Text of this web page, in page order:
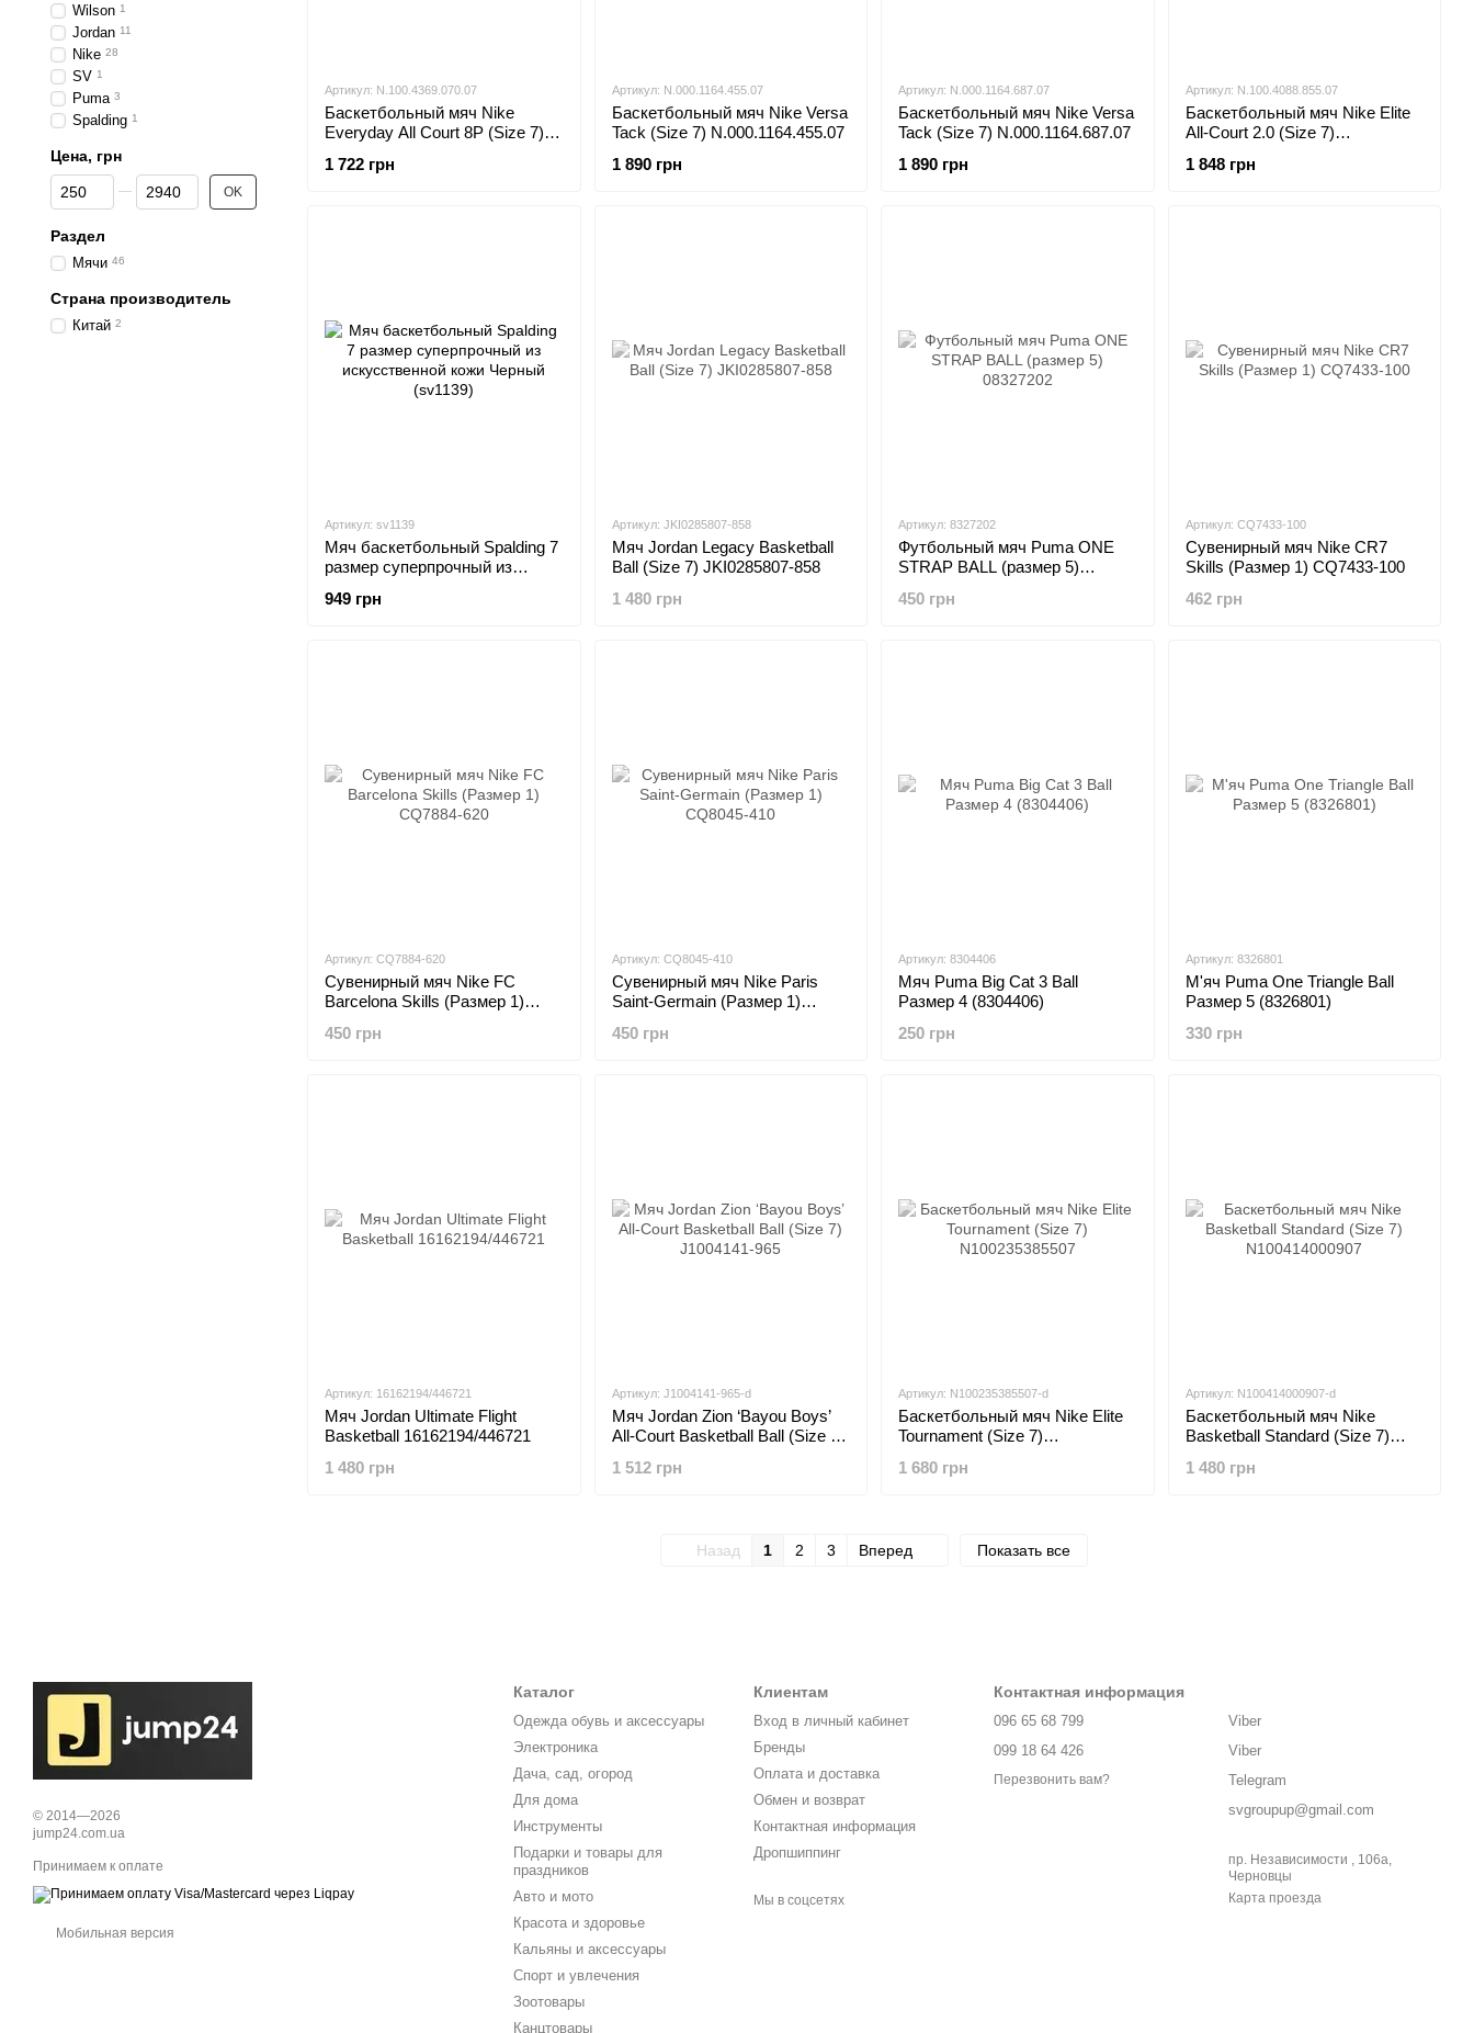
Артикул: N.100.4369.070.07
Баскетбольный мяч Nike
Everyday All Court 8P (Size 7)
1 722 грн
Артикул: N.000.1164.455.07
Баскетбольный мяч Nike Versa
Tack (Size 7) N.000.1164.455.07
1 890 грн
Артикул: N.000.1164.687.07
Баскетбольный мяч Nike Versa
Tack (Size 7) N.000.1164.687.07
1 890 грн
Артикул: N.100.4088.855.07
Баскетбольный мяч Nike Elite
All-Court 2.0 (Size 7)
1 848 грн
Артикул: sv1139
Мяч баскетбольный Spalding 7
размер суперпрочный из
(sv1139)
949 грн
Артикул: JKI0285807-858
Мяч Jordan Legacy Basketball
Ball (Size 7) JKI0285807-858
1 480 грн
Артикул: 8327202
Футбольный мяч Puma ONE
STRAP BALL (размер 5)
450 грн
Артикул: CQ7433-100
Сувенирный мяч Nike CR7
Skills (Размер 1) CQ7433-100
462 грн
Артикул: CQ7884-620
Сувенирный мяч Nike FC
Barcelona Skills (Размер 1)
450 грн
Артикул: CQ8045-410
Сувенирный мяч Nike Paris
Saint-Germain (Размер 1)
450 грн
Артикул: 8304406
Мяч Puma Big Cat 3 Ball
Размер 4 (8304406)
250 грн
Артикул: 8326801
М'яч Puma One Triangle Ball
Размер 5 (8326801)
330 грн
Артикул: 16162194/446721
Мяч Jordan Ultimate Flight
Basketball 16162194/446721
1 480 грн
Артикул: J1004141-965-d
Мяч Jordan Zion ‘Bayou Boys’
All-Court Basketball Ball (Size 7)
1 512 грн
Артикул: N100235385507-d
Баскетбольный мяч Nike Elite
Tournament (Size 7)
1 680 грн
Артикул: N100414000907-d
Баскетбольный мяч Nike
Basketball Standard (Size 7)
1 480 грн
Назад 1 2 3 Вперед Показать все
Wilson 1
Jordan 11
Nike 28
SV 1
Puma 3
Spalding 1
Цена, грн
От Цена, грн
До Цена, грн OK
Раздел
Мячи 46
Страна производитель
Китай 2
© 2014—2026
jump24.com.ua
Принимаем к оплате
Мобильная версия
Каталог
Одежда обувь и аксессуары
Электроника
Дача, сад, огород
Для дома
Инструменты
Подарки и товары для
праздников
Авто и мото
Красота и здоровье
Кальяны и аксессуары
Спорт и увлечения
Зоотовары
Канцтовары
Клиентам
Вход в личный кабинет
Бренды
Оплата и доставка
Обмен и возврат
Контактная информация
Дропшиппинг
Мы в соцсетях
Контактная информация
096 65 68 799
099 18 64 426
Перезвонить вам?
Viber
Viber
Telegram
svgroupup@gmail.com
пр. Независимости , 106а,
Черновцы
Карта проезда